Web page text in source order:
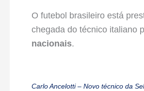
O futebol brasileiro está
chegada do técnico italiano
nacionais.
Carlo Ancelotti – Novo técnico da